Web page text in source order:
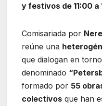
y festivos de 11:00 a
Comisariada por
reúne una
que dialogan en
denominado
formado por 55
colectivos que han